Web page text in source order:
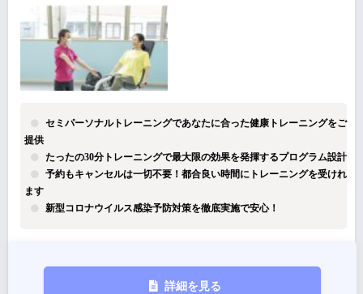
セミパーソナルトレーニングであなたに合った健康トレーニングをご
提供
たったの30分トレーニングで最大限の効果を発揮するプログラム設計
予約もキャンセルは一切不要！都合良い時間にトレーニングを受けれ
ます
新型コロナウイルス感染予防対策を徹底実施で安心！
詳細を見る